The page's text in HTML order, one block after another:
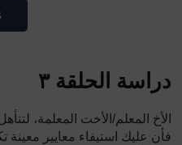
دراسة الحلقة ٣
الأخ المعلم/الأخت المعلمة،
فأن عليك استيفاء معايير